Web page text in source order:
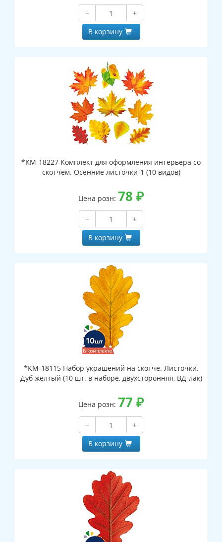
−
+
В корзину
*КМ-18227 Комплект для оформления интерьера со
скотчем. Осенние листочки-1 (10 видов)
Цена розн: 78 ₽
−
+
В корзину
*КМ-18115 Набор украшений на скотче. Листочки.
Дуб желтый (10 шт. в наборе, двухсторонняя, ВД-лак)
Цена розн: 77 ₽
−
+
В корзину